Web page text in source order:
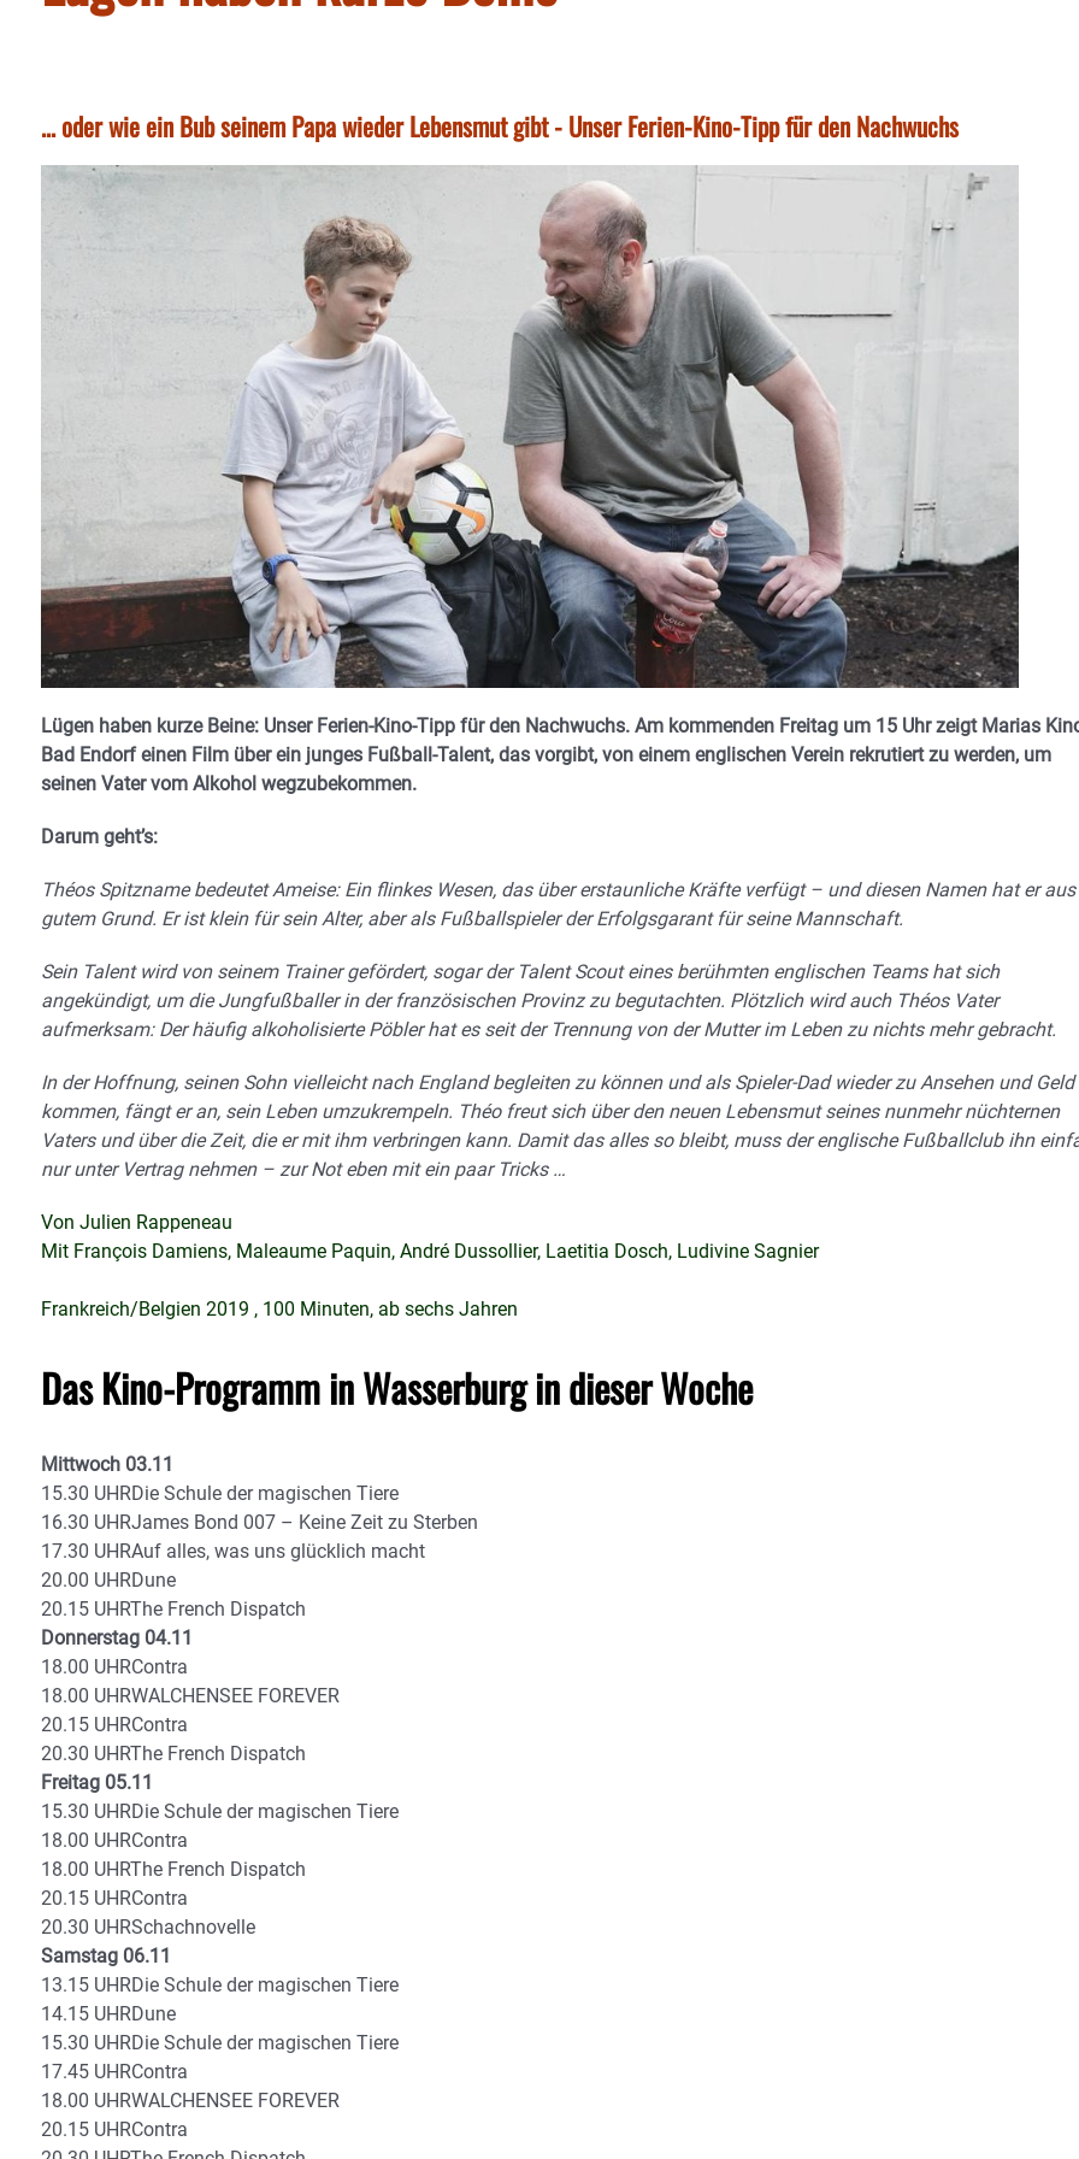
... oder wie ein Bub seinem Papa wieder Lebensmut gibt - Unser Ferien-Kino-Tipp für den Nachwuchs
Lügen haben kurze Beine: Unser Ferien-Kino-Tipp für den Nachwuchs. Am kommenden Freitag um 15 Uhr zeigt Marias
Bad Endorf einen Film über ein junges Fußball-Talent, das vorgibt, von einem englischen Verein rekrutiert zu werden, um
seinen Vater vom Alkohol wegzubekommen.
Darum geht’s:
Théos Spitzname bedeutet Ameise: Ein flinkes Wesen, das über erstaunliche Kräfte verfügt – und diesen Namen hat er aus
gutem Grund. Er ist klein für sein Alter, aber als Fußballspieler der Erfolgsgarant für seine Mannschaft.
Sein Talent wird von seinem Trainer gefördert, sogar der Talent Scout eines berühmten englischen Teams hat sich
angekündigt, um die Jungfußballer in der französischen Provinz zu begutachten. Plötzlich wird auch Théos Vater
aufmerksam: Der häufig alkoholisierte Pöbler hat es seit der Trennung von der Mutter im Leben zu nichts mehr gebracht.
In der Hoffnung, seinen Sohn vielleicht nach England begleiten zu können und als Spieler-Dad wieder zu Ansehen und Geld
kommen, fängt er an, sein Leben umzukrempeln. Théo freut sich über den neuen Lebensmut seines nunmehr nüchternen
Vaters und über die Zeit, die er mit ihm verbringen kann. Damit das alles so bleibt, muss der englische Fußballclub ihn
nur unter Vertrag nehmen – zur Not eben mit ein paar Tricks …
Von Julien Rappeneau
Mit François Damiens, Maleaume Paquin, André Dussollier, Laetitia Dosch, Ludivine Sagnier
Frankreich/Belgien 2019 , 100 Minuten, ab sechs Jahren
Das Kino-Programm in Wasserburg in dieser Woche
Mittwoch 03.11
15.30 UHRDie Schule der magischen Tiere
16.30 UHRJames Bond 007 – Keine Zeit zu Sterben
17.30 UHRAuf alles, was uns glücklich macht
20.00 UHRDune
20.15 UHRThe French Dispatch
Donnerstag 04.11
18.00 UHRContra
18.00 UHRWALCHENSEE FOREVER
20.15 UHRContra
20.30 UHRThe French Dispatch
Freitag 05.11
15.30 UHRDie Schule der magischen Tiere
18.00 UHRContra
18.00 UHRThe French Dispatch
20.15 UHRContra
20.30 UHRSchachnovelle
Samstag 06.11
13.15 UHRDie Schule der magischen Tiere
14.15 UHRDune
15.30 UHRDie Schule der magischen Tiere
17.45 UHRContra
18.00 UHRWALCHENSEE FOREVER
20.15 UHRContra